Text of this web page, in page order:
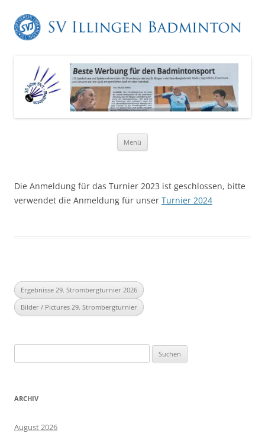
Menü
Die Anmeldung für das Turnier 2023 ist geschlossen, bitte
verwendet die Anmeldung für unser Turnier 2024
Ergebnisse 29. Strombergturnier 2026
Bilder / Pictures 29. Strombergturnier
nach:
ARCHIV
August 2026